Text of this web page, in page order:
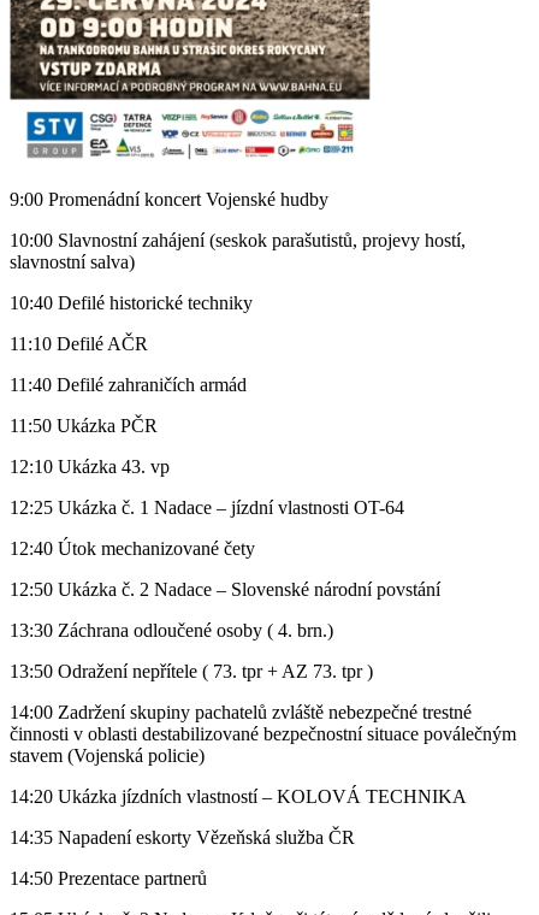
9:00 Promenádní koncert Vojenské hudby
10:00 Slavnostní zahájení (seskok parašutistů, projevy hostí,
slavnostní salva)
10:40 Defilé historické techniky
11:10 Defilé AČR
11:40 Defilé zahraničích armád
11:50 Ukázka PČR
12:10 Ukázka 43. vp
12:25 Ukázka č. 1 Nadace – jízdní vlastnosti OT-64
12:40 Útok mechanizované čety
12:50 Ukázka č. 2 Nadace – Slovenské národní povstání
13:30 Záchrana odloučené osoby ( 4. brn.)
13:50 Odražení nepřítele ( 73. tpr + AZ 73. tpr )
14:00 Zadržení skupiny pachatelů zvláště nebezpečné trestné
činnosti v oblasti destabilizované bezpečnostní situace poválečným
stavem (Vojenská policie)
14:20 Ukázka jízdních vlastností – KOLOVÁ TECHNIKA
14:35 Napadení eskorty Vězeňská služba ČR
14:50 Prezentace partnerů